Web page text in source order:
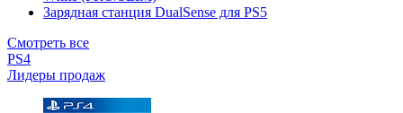
Зарядная станция DualSense для PS5
Смотреть все
PS4
Лидеры продаж